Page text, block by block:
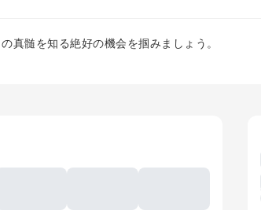
真髄を知る絶好の機会を掴みましょう。